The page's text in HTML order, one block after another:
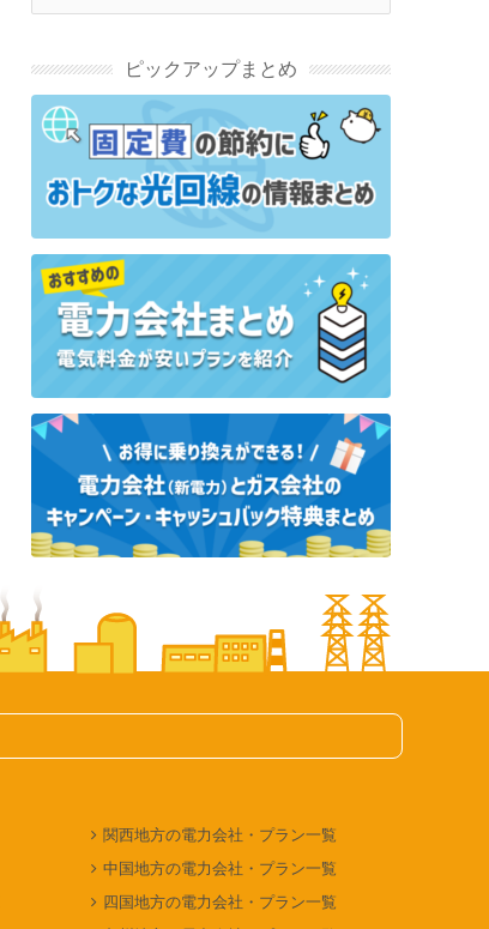
ピックアップまとめ
関西地方の電力会社・プラン一覧
中国地方の電力会社・プラン一覧
四国地方の電力会社・プラン一覧